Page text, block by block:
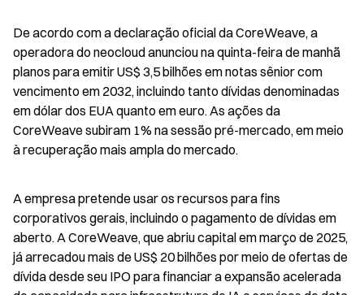
De acordo com a declaração oficial da CoreWeave, a
operadora do neocloud anunciou na quinta-feira de manhã
planos para emitir US$ 3,5 bilhões em notas sênior com
vencimento em 2032, incluindo tanto dívidas denominadas
em dólar dos EUA quanto em euro. As ações da
CoreWeave subiram 1% na sessão pré-mercado, em meio
à recuperação mais ampla do mercado.
A empresa pretende usar os recursos para fins
corporativos gerais, incluindo o pagamento de dívidas em
aberto. A CoreWeave, que abriu capital em março de 2025,
já arrecadou mais de US$ 20 bilhões por meio de ofertas de
dívida desde seu IPO para financiar a expansão acelerada